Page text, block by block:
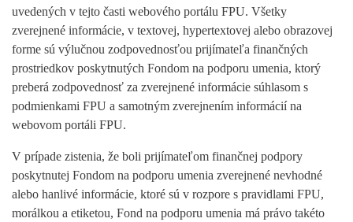
uvedených v tejto časti webového portálu FPU. Všetky
zverejnené informácie, v textovej, hypertextovej alebo obrazovej
forme sú výlučnou zodpovednosťou prijímateľa finančných
prostriedkov poskytnutých Fondom na podporu umenia, ktorý
preberá zodpovednosť za zverejnené informácie súhlasom s
podmienkami FPU a samotným zverejnením informácií na
webovom portáli FPU.
V prípade zistenia, že boli prijímateľom finančnej podpory
poskytnutej Fondom na podporu umenia zverejnené nevhodné
alebo hanlivé informácie, ktoré sú v rozpore s pravidlami FPU,
morálkou a etiketou, Fond na podporu umenia má právo takéto